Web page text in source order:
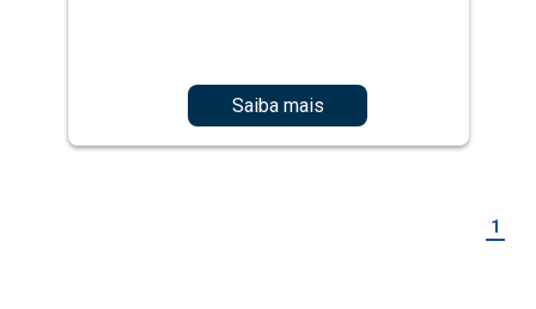
Saiba mais
1